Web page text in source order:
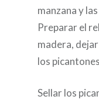
manzana y
Preparar el
madera,
los
Sellar los